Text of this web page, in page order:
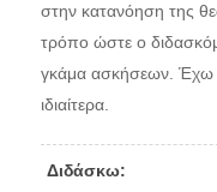
στην κατανόηση της
τρόπο ώστε ο
γκάμα ασκήσεων. Έχω
ιδιαίτερα.
Διδάσκω: